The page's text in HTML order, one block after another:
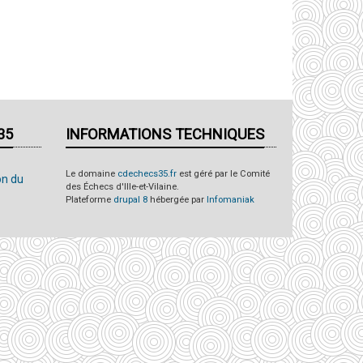
du
INFORMATIONS TECHNIQUES
Le domaine cdechecs35.fr est géré par le Comité
des Échecs d'Ille-et-Vilaine.
Plateforme drupal 8 hébergée par Infomaniak